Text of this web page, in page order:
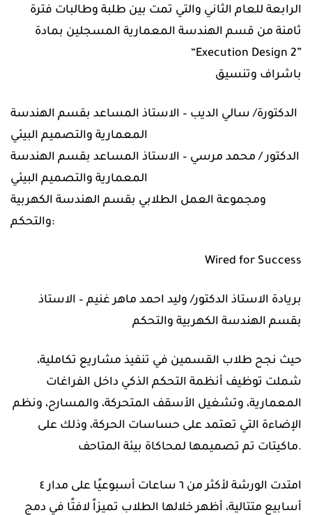
الرابعة للعام الثاني والتي تمت بين طلبة وطالبات فترة
ثامنة من قسم الهندسة المعمارية المسجلين بمادة
“Execution Design 2”
‎باشراف وتنسيق
الدكتورة/ سالي الديب – الاستاذ المساعد بقسم الهندسة
المعمارية والتصميم البيئي
الدكتور / محمد مرسي – الاستاذ المساعد بقسم الهندسة
المعمارية والتصميم البيئي
والتحكم:
Wired for Success
بقسم الهندسة الكهربية والتحكم
شملت توظيف أنظمة التحكم الذكي داخل الفراغات
المعمارية، وتشغيل الأسقف المتحركة، والمسارح، ونظم
الإضاءة التي تعتمد على حساسات الحركة، وذلك على
ماكيتات تم تصميمها لمحاكاة بيئة المتاحف.
أسابيع متتالية، أظهر خلالها الطلاب تميزاً لافتًا في دمج